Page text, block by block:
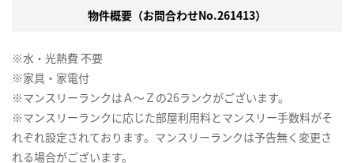
物件概要（お問合わせNo.261413）
※水・光熱費 不要
※家具・家電付
※マンスリーランクはＡ～Ｚの26ランクがございます。
※マンスリーランクに応じた部屋利用料とマンスリー手数料がそ
れぞれ設定されております。マンスリーランクは予告無く変更さ
れる場合がございます。